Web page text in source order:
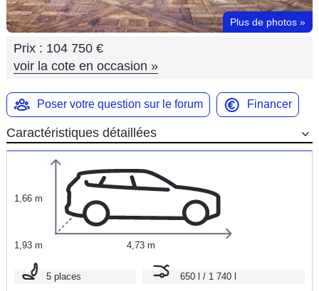
Forum
Moto
Marques
Plus de photos »
Prix : 104 750 €
voir la cote en occasion »
Poser votre question sur le forum Financer
Caractéristiques détaillées
1,66 m
1,93 m 4,73 m
5 places 650 l / 1 740 l